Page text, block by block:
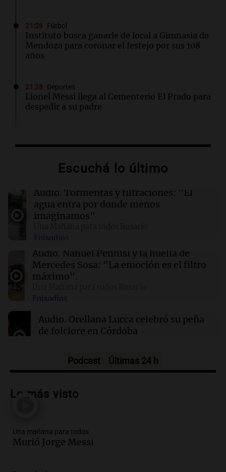
21:28 Fútbol
Instituto busca ganarle de local a Gimnasia de
Mendoza para coronar el festejo por sus 108
años
21:28 Deportes
Lionel Messi llega al Cementerio El Prado para
despedir a su padre
Veranos secos y calurosos amenazan diques
Alemania
Berkshire Hathaway invierte $10.000 millones
en Google y recompra acciones por $4.500
21:10 La Cadena del Gol
Boca rescató un empate 1-1 ante Vélez y dejó
pasar la chance de acercarse a la cima
21:04
Despiden a Jorge Messi: Lionel de regreso en
Rosario para el adiós a su papá
Escuchá lo último
Audio. Tormentas y filtraciones: "El
agua entra por donde menos
imaginamos"
Episodios
Audio. Nahuel Pennisi y la huella de
Mercedes Sosa: "La emoción es el filtro
máximo".
Episodios
Audio. Orellana Lucca celebró su peña
de folclore en Córdoba
Audio.Trágico accidente en Mendoza:
vehículos desde un puente
Audio.Tragedia en Mendoza: un muerto
y cinco heridos tras caer dos autos desde
Podcast Últimas 24 h
Lo más visto
Una mañana para todos
Murió Jorge Messi